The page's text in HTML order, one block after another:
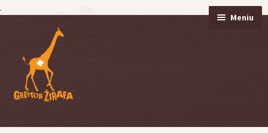
.
meniu
turinio
Meniu